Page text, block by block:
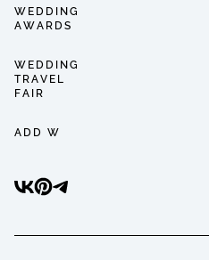
WEDDING
AWARDS
WEDDING
TRAVEL
FAIR
ADD W